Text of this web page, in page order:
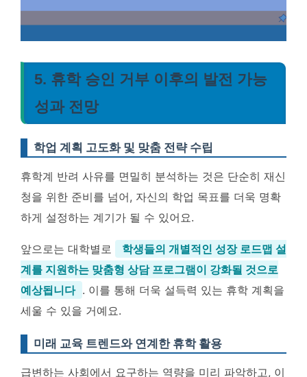
5. 휴학 승인 거부 이후의 발전 가능
성과 전망
학업 계획 고도화 및 맞춤 전략 수립
휴학계 반려 사유를 면밀히 분석하는 것은 단순히 재신
청을 위한 준비를 넘어, 자신의 학업 목표를 더욱 명확
하게 설정하는 계기가 될 수 있어요.
앞으로는 대학별로
학생들의 개별적인 성장 로드맵 설
계를 지원하는 맞춤형 상담 프로그램이 강화될 것으로
예상됩니다 . 이를 통해 더욱 설득력 있는 휴학 계획을
세울 수 있을 거예요.
미래 교육 트렌드와 연계한 휴학 활용
급변하는 사회에서 요구하는 역량을 미리 파악하고, 이